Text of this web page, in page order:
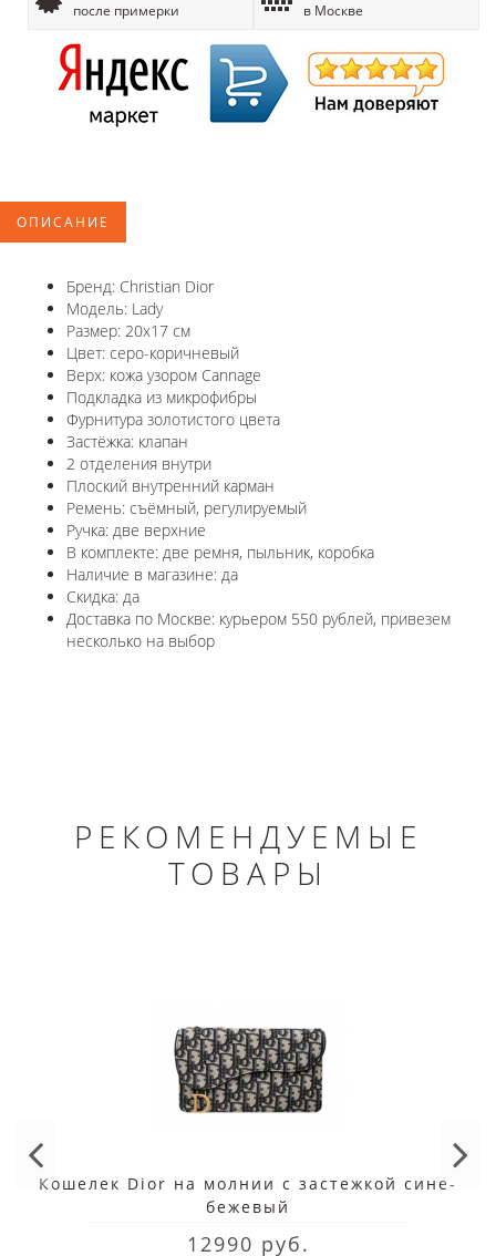
после примерки
в Москве
ОПИСАНИЕ
Бренд: Christian Dior
Модель: Lady
Размер: 20x17 см
Цвет: серо-коричневый
Верх: кожа узором Cannage
Подкладка из микрофибры
Фурнитура золотистого цвета
Застёжка: клапан
2 отделения внутри
Плоский внутренний карман
Ремень: съёмный, регулируемый
Ручка: две верхние
В комплекте: две ремня, пыльник, коробка
Наличие в магазине: да
Скидка: да
Доставка по Москве: курьером 550 рублей, привезем
несколько на выбор
РЕКОМЕНДУЕМЫЕ
ТОВАРЫ
Кошелек Dior на молнии с застежкой сине-
бежевый
12990 руб.